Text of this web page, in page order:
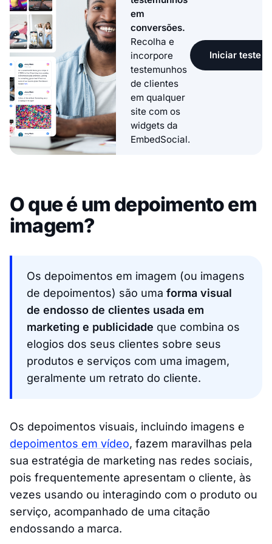
em
conversões.
Recolha e
incorpore
testemunhos
de clientes
em qualquer
site com os
widgets da
EmbedSocial.
Iniciar teste
O que é um depoimento em
imagem?
Os depoimentos em imagem (ou imagens
de depoimentos) são uma forma visual
de endosso de clientes usada em
marketing e publicidade que combina os
elogios dos seus clientes sobre seus
produtos e serviços com uma imagem,
geralmente um retrato do cliente.
Os depoimentos visuais, incluindo imagens e
depoimentos em vídeo, fazem maravilhas pela
sua estratégia de marketing nas redes sociais,
pois frequentemente apresentam o cliente, às
vezes usando ou interagindo com o produto ou
serviço, acompanhado de uma citação
endossando a marca.